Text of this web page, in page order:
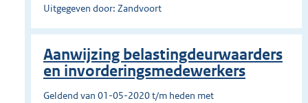
Uitgegeven door: Zandvoort
Aanwijzing belastingdeurwaarders
en invorderingsmedewerkers
Geldend van 01-05-2020 t/m heden met